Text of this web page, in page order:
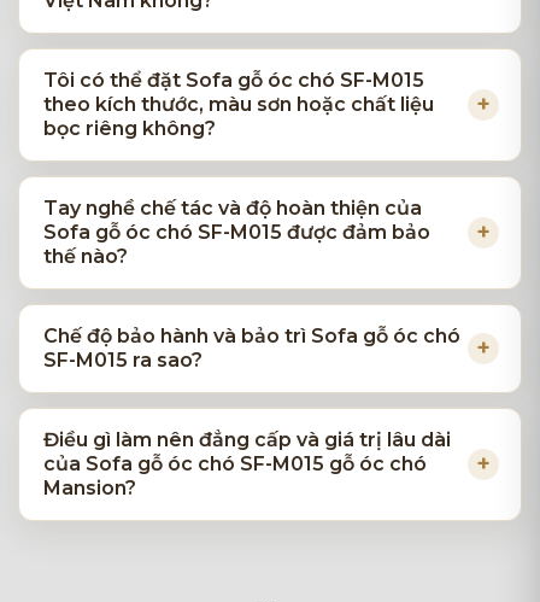
Tôi có thể đặt Sofa gỗ óc chó SF-M015
theo kích thước, màu sơn hoặc chất liệu
bọc riêng không?
Tay nghề chế tác và độ hoàn thiện của
Sofa gỗ óc chó SF-M015 được đảm bảo
thế nào?
Chế độ bảo hành và bảo trì Sofa gỗ óc chó
SF-M015 ra sao?
Điều gì làm nên đẳng cấp và giá trị lâu dài
của Sofa gỗ óc chó SF-M015 gỗ óc chó
Mansion?